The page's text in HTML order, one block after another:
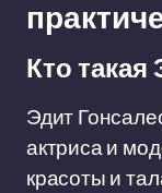
Кто такая
Эдит
актриса и
красоты и